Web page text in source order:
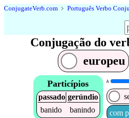
ConjugateVerb.com ﹥ Português Verbo
Conjugação do
europeu
Particípios
passado gerúndio
banido
banindo
A
com